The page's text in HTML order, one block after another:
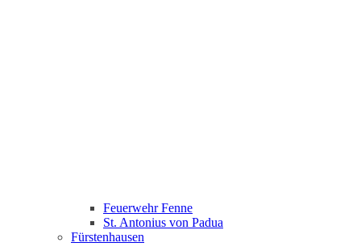
Feuerwehr Fenne
St. Antonius von Padua
Fürstenhausen